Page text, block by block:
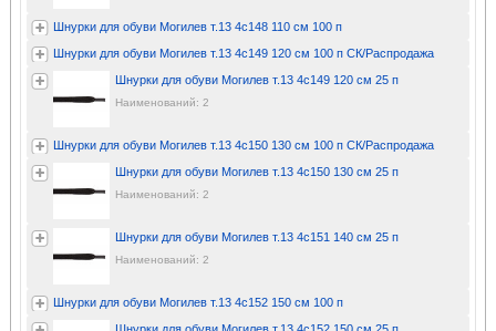
Шнурки для обуви Могилев т.13 4с148 110 см 100 п
Шнурки для обуви Могилев т.13 4с149 120 см 100 п СК/Распродажа
Шнурки для обуви Могилев т.13 4с149 120 см 25 п
Наименований: 2
Шнурки для обуви Могилев т.13 4с150 130 см 100 п СК/Распродажа
Шнурки для обуви Могилев т.13 4с150 130 см 25 п
Наименований: 2
Шнурки для обуви Могилев т.13 4с151 140 см 25 п
Наименований: 2
Шнурки для обуви Могилев т.13 4с152 150 см 100 п